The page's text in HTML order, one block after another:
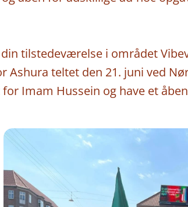
tilstedeværelse i området
Ashura teltet den 21. juni ved
Imam Hussein og have et